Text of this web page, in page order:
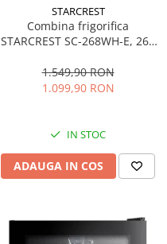
STARCREST
Combina frigorifica
STARCREST SC-268WH-E, 268
Termostat reglabil, Iluminare
LED, Picioare ajustabile, Usi
1.549,90 RON
1.099,90 RON
IN STOC
ADAUGA IN COS